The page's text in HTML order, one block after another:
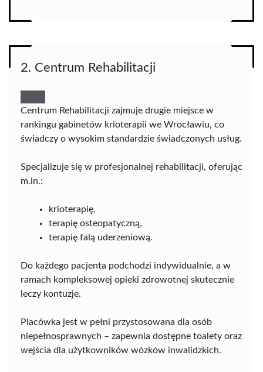
2. Centrum Rehabilitacji
Centrum Rehabilitacji zajmuje drugie miejsce w
rankingu gabinetów krioterapii we Wrocławiu, co
świadczy o wysokim standardzie świadczonych usług.
Specjalizuje się w profesjonalnej rehabilitacji, oferując
m.in.:
krioterapię,
terapię osteopatyczną,
terapię falą uderzeniową.
Do każdego pacjenta podchodzi indywidualnie, a w
ramach kompleksowej opieki zdrowotnej skutecznie
leczy kontuzje.
Placówka jest w pełni przystosowana dla osób
niepełnosprawnych – zapewnia dostępne toalety oraz
wejścia dla użytkowników wózków inwalidzkich.